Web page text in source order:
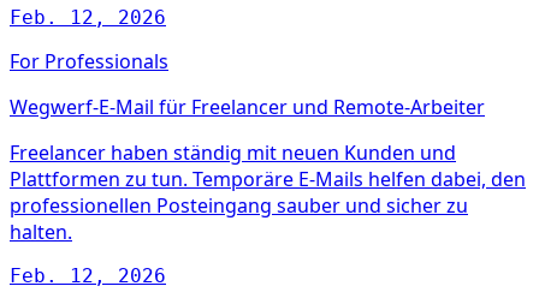
Feb. 12, 2026
For Professionals
Wegwerf-E-Mail für Freelancer und Remote-Arbeiter
Freelancer haben ständig mit neuen Kunden und
Plattformen zu tun. Temporäre E-Mails helfen dabei, den
professionellen Posteingang sauber und sicher zu
halten.
Feb. 12, 2026